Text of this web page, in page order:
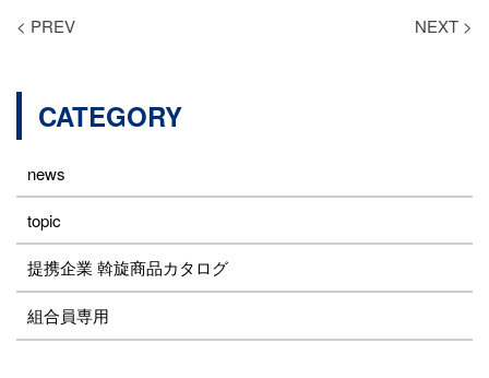
< PREV NEXT >
CATEGORY
news
topic
提携企業 斡旋商品カタログ
組合員専用